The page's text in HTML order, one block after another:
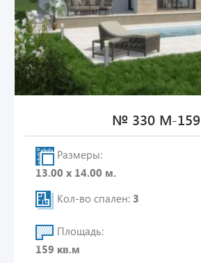
№ 330 М-159
Размеры:
13.00 х 14.00 м.
Кол-во спален: 3
Площадь:
159 кв.м